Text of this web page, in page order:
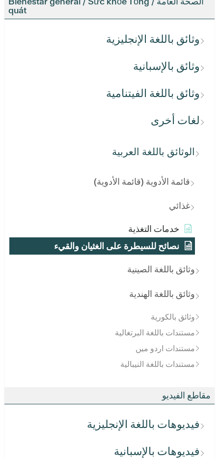
quát
وثائق باللغة الإنجليزية
وثائق بالإسبانية
وثائق باللغة الفيتنامية
لغات أخرى
الوثائق باللغة العربية
قائمة الأدوية (قائمة الأدوية)
غذائي
خدمات التغذية
نصائح للسيطرة على الغثيان والقيء
وثائق باللغة الصينية
وثائق باللغة الهندية
وثائق بالكورية
مستندات باللغة البرتغالية
مستندات اردو میں
مستندات باللغة النيبالية
مقاطع الفيديو
فيديوهات باللغة الإنجليزية
فيديوهات بالإسبانية